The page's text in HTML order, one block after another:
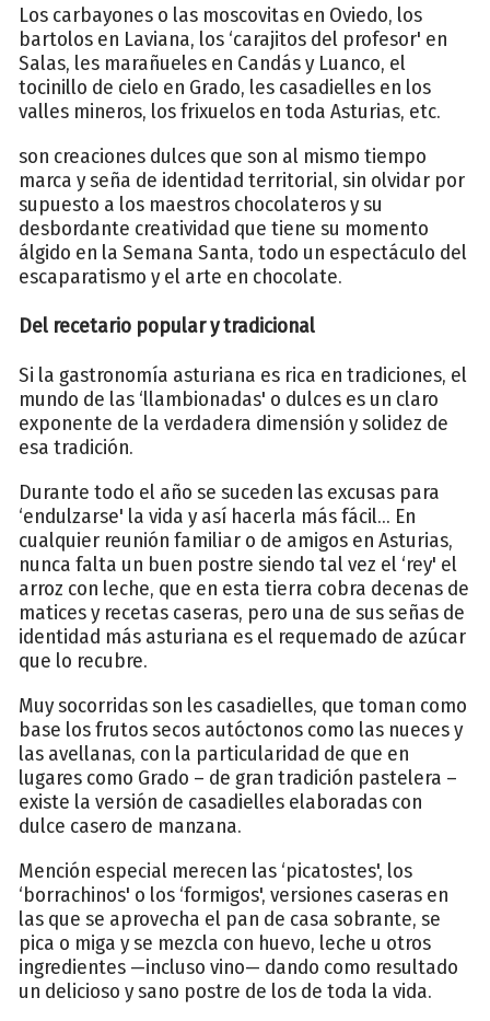
Los carbayones o las moscovitas en Oviedo, los
bartolos en Laviana, los ‘carajitos del profesor' en
Salas, les marañueles en Candás y Luanco, el
tocinillo de cielo en Grado, les casadielles en los
valles mineros, los frixuelos en toda Asturias, etc.
son creaciones dulces que son al mismo tiempo
marca y seña de identidad territorial, sin olvidar por
supuesto a los maestros chocolateros y su
desbordante creatividad que tiene su momento
álgido en la Semana Santa, todo un espectáculo del
escaparatismo y el arte en chocolate.
Del recetario popular y tradicional
Si la gastronomía asturiana es rica en tradiciones, el
mundo de las ‘llambionadas' o dulces es un claro
exponente de la verdadera dimensión y solidez de
esa tradición.
Durante todo el año se suceden las excusas para
‘endulzarse' la vida y así hacerla más fácil... En
cualquier reunión familiar o de amigos en Asturias,
nunca falta un buen postre siendo tal vez el ‘rey' el
arroz con leche, que en esta tierra cobra decenas de
matices y recetas caseras, pero una de sus señas de
identidad más asturiana es el requemado de azúcar
que lo recubre.
Muy socorridas son les casadielles, que toman como
base los frutos secos autóctonos como las nueces y
las avellanas, con la particularidad de que en
lugares como Grado – de gran tradición pastelera –
existe la versión de casadielles elaboradas con
dulce casero de manzana.
Mención especial merecen las ‘picatostes', los
‘borrachinos' o los ‘formigos', versiones caseras en
las que se aprovecha el pan de casa sobrante, se
pica o miga y se mezcla con huevo, leche u otros
ingredientes —incluso vino— dando como resultado
un delicioso y sano postre de los de toda la vida.